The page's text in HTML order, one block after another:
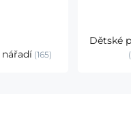
nářadí 165
Dětské